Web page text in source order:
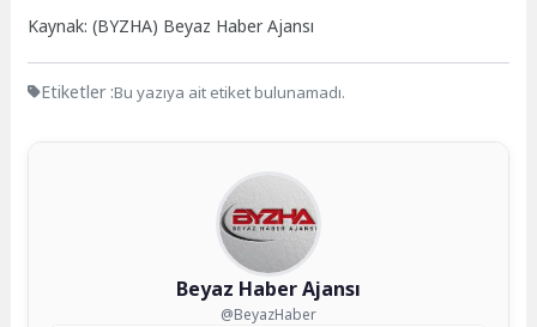
Kaynak: (BYZHA) Beyaz Haber Ajansı
Etiketler :Bu yazıya ait etiket bulunamadı.
Beyaz Haber Ajansı
@BeyazHaber